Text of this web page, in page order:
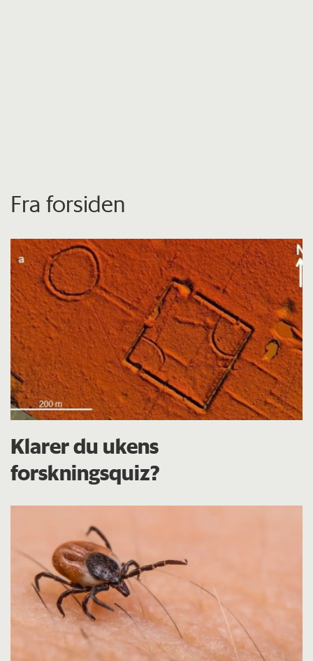
Fra forsiden
Klarer du ukens
forskningsquiz?